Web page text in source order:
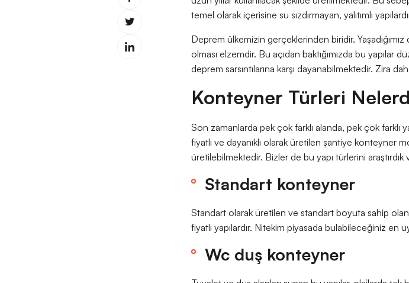
temel olarak içerisine su sızdırmayan, yalıtımlı
Deprem ülkemizin gerçeklerinden biridir.
olması elzemdir. Bu açıdan baktığımızda bu
deprem sarsıntılarına karşı dayanabilmektedir. Zira
Konteyner Türleri
Son zamanlarda pek çok farklı alanda, pek çok farklı
fiyatlı ve dayanıklı olarak üretilen şantiye konteyner
üretilebilmektedir. Bizler de bu yapı türlerini araştırdık
Standart konteyner
Standart olarak üretilen ve standart boyuta sahip olan
fiyatlı yapılardır. Nitekim piyasada bulabileceğiniz en
Wc duş konteyner